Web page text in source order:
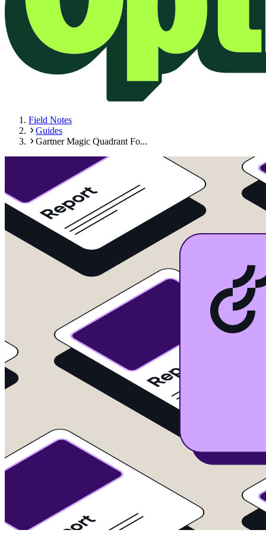
Field Notes
Guides
Gartner Magic Quadrant Fo...